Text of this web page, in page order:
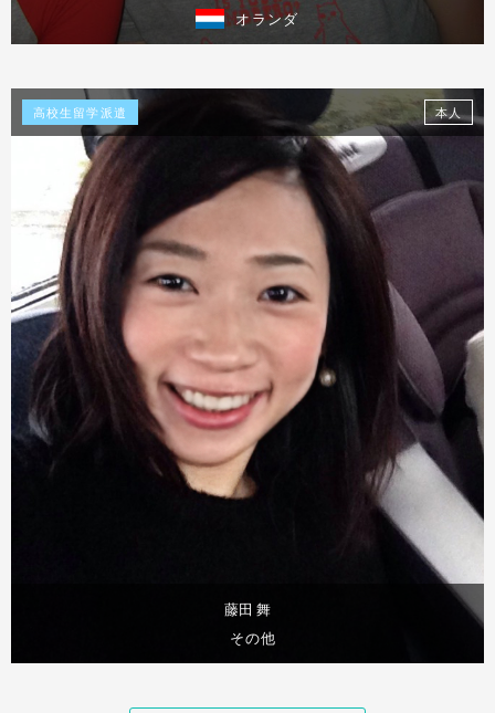
オランダ
高校生留学派遣 本人
藤田 舞
その他